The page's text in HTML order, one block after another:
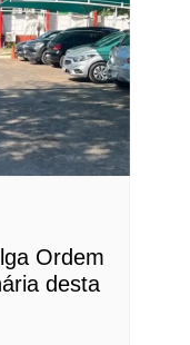
Ordem
desta